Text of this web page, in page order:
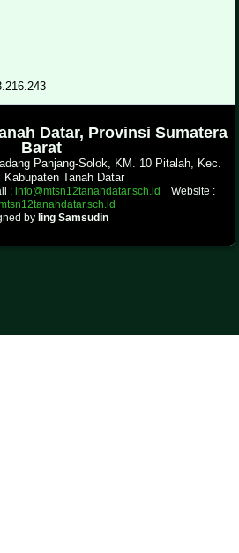
Datar, Provinsi Sumatera
Barat
Panjang-Solok, KM. 10 Pitalah, Kec.
Kabupaten Tanah Datar
: info@mtsn12tanahdatar.sch.id
Website :
by Iing Samsudin